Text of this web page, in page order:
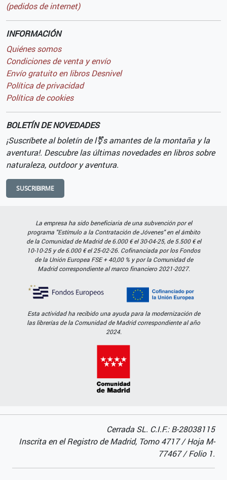
(pedidos de internet)
INFORMACIÓN
Quiénes somos
Condiciones de venta y envío
Envío gratuito en libros Desnivel
Política de privacidad
Política de cookies
BOLETÍN DE NOVEDADES
¡Suscríbete al boletín de l⚧s amantes de la montaña y la
aventura!. Descubre las últimas novedades en libros sobre
naturaleza, outdoor y aventura.
SUSCRIBIRME
La empresa ha sido beneficiaria de una subvención por el
programa "Estímulo a la Contratación de Jóvenes" en el ámbito
de la Comunidad de Madrid de 6.000 € el 30-04-25, de 5.500 € el
10-10-25 y de 6.000 € el 25-02-26. Cofinanciada por los Fondos
de la Unión Europea FSE + 40,00 % y por la Comunidad de
Madrid correspondiente al marco financiero 2021-2027.
Esta actividad ha recibido una ayuda para la modernización de
las librerías de la Comunidad de Madrid correspondiente al año
2024.
Cerrada SL. C.I.F.: B-28038115
Inscrita en el Registro de Madrid, Tomo 4717 / Hoja M-
77467 / Folio 1.